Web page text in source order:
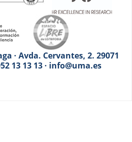
· Avda. Cervantes, 2. 29071
13 13 13 · info@uma.es